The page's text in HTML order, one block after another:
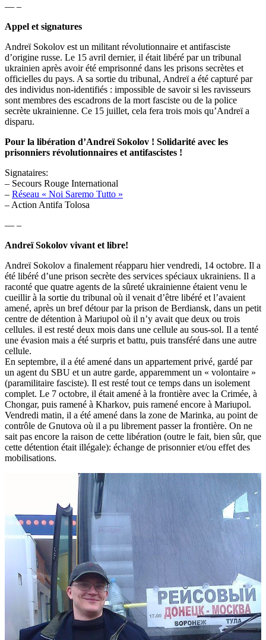
— –
Appel et signatures
Andreï Sokolov est un militant révolutionnaire et antifasciste
d’origine russe. Le 15 avril dernier, il était libéré par un tribunal
ukrainien après avoir été emprisonné dans les prisons secrètes et
officielles du pays. A sa sortie du tribunal, Andreï a été capturé par
des individus non-identifiés : impossible de savoir si les ravisseurs
sont membres des escadrons de la mort fasciste ou de la police
secrète ukrainienne. Ce 15 juillet, cela fera trois mois qu’Andreï a
disparu.
Pour la libération d’Andreï Sokolov ! Solidarité avec les
prisonniers révolutionnaires et antifascistes !
Signataires:
– Secours Rouge International
– Réseau « Noi Saremo Tutto »
– Action Antifa Tolosa
— –
Andreï Sokolov vivant et libre!
Andreï Sokolov a finalement réapparu hier vendredi, 14 octobre. Il a
été libéré d’une prison secrète des services spéciaux ukrainiens. Il a
raconté que quatre agents de la sûreté ukrainienne étaient venu le
cueillir à la sortie du tribunal où il venait d’être libéré et l’avaient
amené, après un bref détour par la prison de Berdiansk, dans un petit
centre de détention à Mariupol où il n’y avait que deux ou trois
cellules. il est resté deux mois dans une cellule au sous-sol. Il a tenté
une évasion mais a été surpris et battu, puis transféré dans une autre
cellule.
En septembre, il a été amené dans un appartement privé, gardé par
un agent du SBU et un autre garde, apparemment un « volontaire »
(paramilitaire fasciste). Il est resté tout ce temps dans un isolement
complet. Le 7 octobre, il était amené à la frontière avec la Crimée, à
Chongar, puis ramené à Kharkov, puis ramené encore à Mariupol.
Vendredi matin, il a été amené dans la zone de Marinka, au point de
contrôle de Gnutova où il a pu librement passer la frontière. On ne
sait pas encore la raison de cette libération (outre le fait, bien sûr, que
cette détention était illégale): échange de prisonnier et/ou effet des
mobilisations.